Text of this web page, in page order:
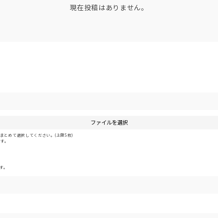
現在投稿はありません。
ファイルを選択
とめて選択してください。(上限5枚)
。